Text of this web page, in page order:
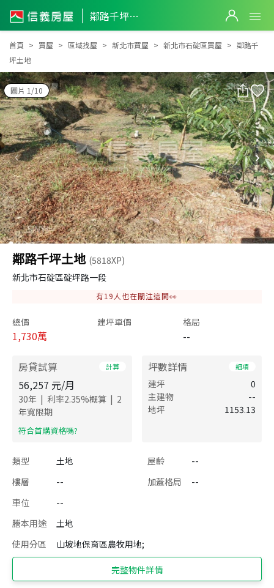
鄰路千坪土地
鄰路千坪土地
首頁 買屋 區域找屋 新北市買屋 新北市石碇區買屋
鄰路千
坪土地
圖片 1/10
鄰路千坪土地 (5818XP)
新北市石碇區碇坪路一段
有19 人也在關注這間👀
總價
1,730萬
建坪單價 格局
--
房貸試算 計算
56,257 元/月
30年 | 利率2.35%概算 | 2
年寬限期
​符合首購資格嗎?
坪數詳情 細項
建坪
0
主建物
--
地坪
1153.13
類型 土地 屋齡
--
樓層
-- 加蓋格局
--
車位
--
謄本用途
土地
使用分區
山坡地保育區農牧用地;
完整物件詳情